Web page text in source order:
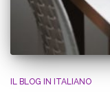
IL BLOG IN ITALIANO